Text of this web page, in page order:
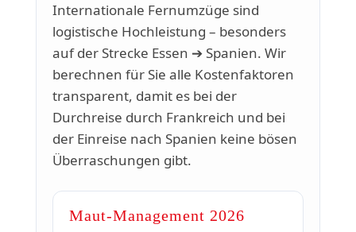
Internationale Fernumzüge sind
logistische Hochleistung – besonders
auf der Strecke Essen ➔ Spanien. Wir
berechnen für Sie alle Kostenfaktoren
transparent, damit es bei der
Durchreise durch Frankreich und bei
der Einreise nach Spanien keine bösen
Überraschungen gibt.
Maut-Management 2026